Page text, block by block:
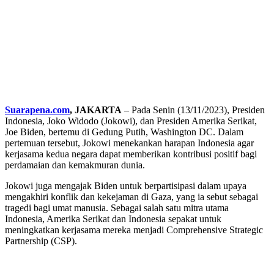
Suarapena.com, JAKARTA – Pada Senin (13/11/2023), Presiden
Indonesia, Joko Widodo (Jokowi), dan Presiden Amerika Serikat,
Joe Biden, bertemu di Gedung Putih, Washington DC. Dalam
pertemuan tersebut, Jokowi menekankan harapan Indonesia agar
kerjasama kedua negara dapat memberikan kontribusi positif bagi
perdamaian dan kemakmuran dunia.
Jokowi juga mengajak Biden untuk berpartisipasi dalam upaya
mengakhiri konflik dan kekejaman di Gaza, yang ia sebut sebagai
tragedi bagi umat manusia. Sebagai salah satu mitra utama
Indonesia, Amerika Serikat dan Indonesia sepakat untuk
meningkatkan kerjasama mereka menjadi Comprehensive Strategic
Partnership (CSP).